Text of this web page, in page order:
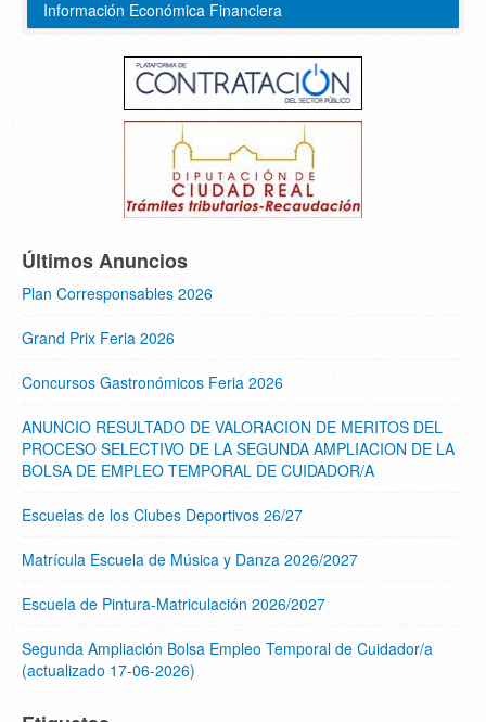
Información Económica Financiera
Últimos Anuncios
Plan Corresponsables 2026
Grand Prix Feria 2026
Concursos Gastronómicos Feria 2026
ANUNCIO RESULTADO DE VALORACION DE MERITOS DEL
PROCESO SELECTIVO DE LA SEGUNDA AMPLIACION DE LA
BOLSA DE EMPLEO TEMPORAL DE CUIDADOR/A
Escuelas de los Clubes Deportivos 26/27
Matrícula Escuela de Música y Danza 2026/2027
Escuela de Pintura-Matriculación 2026/2027
Segunda Ampliación Bolsa Empleo Temporal de Cuidador/a
(actualizado 17-06-2026)